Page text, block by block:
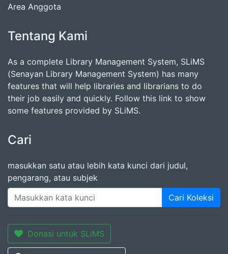
Area Anggota
Tentang Kami
As a complete Library Management System, SLiMS
(Senayan Library Management System) has many
features that will help libraries and librarians to do
their job easily and quickly. Follow this link to show
some features provided by SLiMS.
Cari
masukkan satu atau lebih kata kunci dari judul,
pengarang, atau subjek
Cari Koleksi
Donasi untuk SLiMS